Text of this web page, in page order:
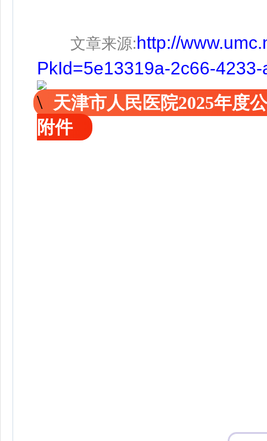
文章来源:http://
PkId=5e13319a-2c66-
天津市人民医院2025年度
附件